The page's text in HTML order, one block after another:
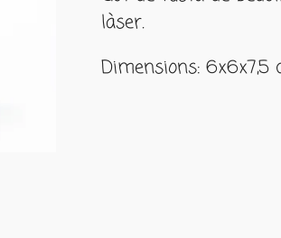
làser.
Dimensions: 6x6x7,5